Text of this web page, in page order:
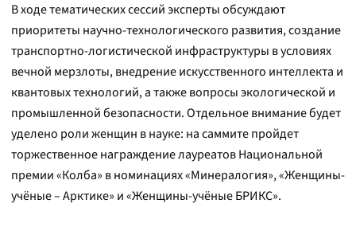
В ходе тематических сессий эксперты обсуждают
приоритеты научно-технологического развития, создание
транспортно-логистической инфраструктуры в условиях
вечной мерзлоты, внедрение искусственного интеллекта и
квантовых технологий, а также вопросы экологической и
промышленной безопасности. Отдельное внимание будет
уделено роли женщин в науке: на саммите пройдет
торжественное награждение лауреатов Национальной
премии «Колба» в номинациях «Минералогия», «Женщины-
учёные – Арктике» и «Женщины-учёные БРИКС».